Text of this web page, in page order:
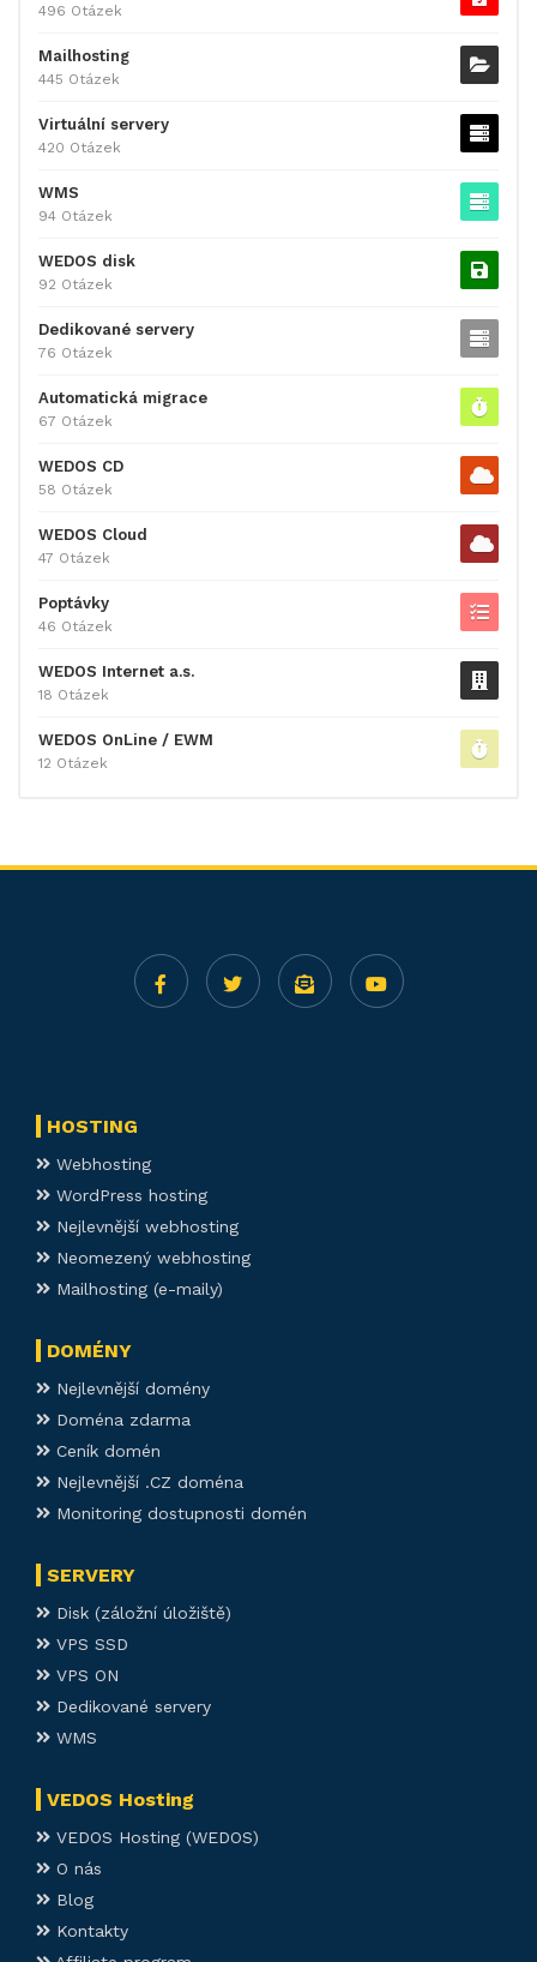
496 Otázek
Mailhosting
445 Otázek
Virtuální servery
420 Otázek
WMS
94 Otázek
WEDOS disk
92 Otázek
Dedikované servery
76 Otázek
Automatická migrace
67 Otázek
WEDOS CD
58 Otázek
WEDOS Cloud
47 Otázek
Poptávky
46 Otázek
WEDOS Internet a.s.
18 Otázek
WEDOS OnLine / EWM
12 Otázek
HOSTING
Webhosting
WordPress hosting
Nejlevnější webhosting
Neomezený webhosting
Mailhosting (e-maily)
DOMÉNY
Nejlevnější domény
Doména zdarma
Ceník domén
Nejlevnější .CZ doména
Monitoring dostupnosti domén
SERVERY
Disk (záložní úložiště)
VPS SSD
VPS ON
Dedikované servery
WMS
VEDOS Hosting
VEDOS Hosting (WEDOS)
O nás
Blog
Kontakty